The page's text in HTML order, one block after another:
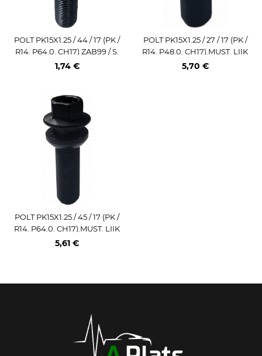
POLT PK15X1.25 / 44 / 17 (PK /
R14. P64.0. CH17) ZAB99 / S.
MUST
1,74 €
POLT PK15X1.25 / 27 / 17 (PK /
R14. P48.0. CH17).MUST. LIIK
UV SEIB (MER)
5,70 €
POLT PK15X1.25 / 45 / 17 (PK /
R14. P64.0. CH17).MUST. LIIK
UV SEIB (MER)
5,61 €